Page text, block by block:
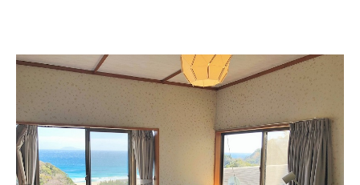
室内のお風呂からも海が見えるので、シャワータイムも爽快で
こちらの一戸建て棟は、別荘地の一番奥・上の方に立地していま
す。階段を登っていきますが、その分抜群の景色と雰囲気で早く
も人気が出ています♪